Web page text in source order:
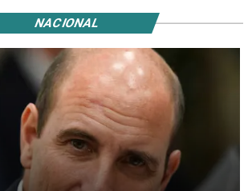
NACIONAL